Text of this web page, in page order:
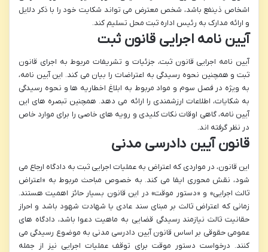
اشخاص ذینفع باشد، شخص معترض می تواند شکایت خود را با ذکر دلایل
و ارائه مدارک به رئیس اداره ثبت محل تسلیم کند.
آیین نامه اجرایی قانون ثبت
آیین نامه اجرایی قانون ثبت، جزئیات و تشریفات مربوط به اجرای قانون
ثبت و همچنین نحوه رسیدگی به اعتراضات را بیان می کند. این آیین نامه،
به ویژه در فصل سوم و مواد مربوط به ابلاغ اخطاریه ها و نحوه رسیدگی
به شکایات، اطلاعات ارزشمندی را ارائه می دهد. همچنین تبصره های این
آیین نامه، گاهی اوقات نکات کلیدی و رویه های خاصی را برای موارد خاص
در نظر گرفته اند.
قانون آیین دادرسی مدنی
این قانون، در مواردی که اعتراض به عملیات اجرایی ثبت به دادگاه ارجاع می
شود، نقش محوری ایفا می کند. به خصوص مباحث مربوط به «اعتراض
ثالث اجرایی» و «دستور موقت» در این قانون بسیار حائز اهمیت هستند.
زمانی که اعتراض ثالث بر مبنای سند عادی یا شهادت شهود باشد و احراز
حقانیت ثالث نیازمند رسیدگی قضایی به ماهیت دعوا باشد، دادگاه های
عمومی حقوقی بر اساس قانون آیین دادرسی مدنی به موضوع رسیدگی می
کنند. درخواست دستور موقت برای توقف عملیات اجرایی نیز از جمله